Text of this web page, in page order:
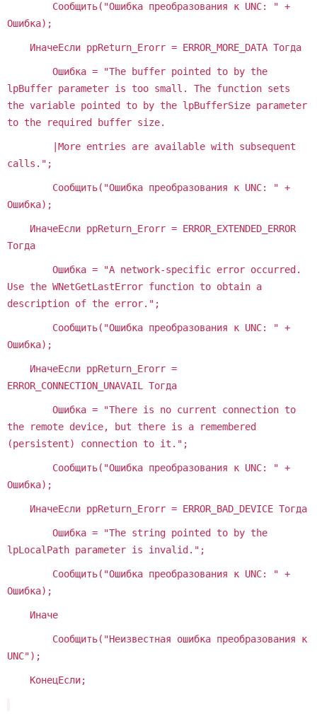
Сообщить("Ошибка преобразования к UNC: " +
Ошибка);
ИначеЕсли ppReturn_Erorr = ERROR_MORE_DATA Тогда
Ошибка = "The buffer pointed to by the
lpBuffer parameter is too small. The function sets
the variable pointed to by the lpBufferSize parameter
to the required buffer size.
|More entries are available with subsequent
calls.";
Сообщить("Ошибка преобразования к UNC: " +
Ошибка);
ИначеЕсли ppReturn_Erorr = ERROR_EXTENDED_ERROR
Тогда
Ошибка = "A network-specific error occurred.
Use the WNetGetLastError function to obtain a
description of the error.";
Сообщить("Ошибка преобразования к UNC: " +
Ошибка);
ИначеЕсли ppReturn_Erorr =
ERROR_CONNECTION_UNAVAIL Тогда
Ошибка = "There is no current connection to
the remote device, but there is a remembered
(persistent) connection to it.";
Сообщить("Ошибка преобразования к UNC: " +
Ошибка);
ИначеЕсли ppReturn_Erorr = ERROR_BAD_DEVICE Тогда
Ошибка = "The string pointed to by the
lpLocalPath parameter is invalid.";
Сообщить("Ошибка преобразования к UNC: " +
Ошибка);
Иначе
Сообщить("Неизвестная ошибка преобразования к
UNC");
КонецЕсли;